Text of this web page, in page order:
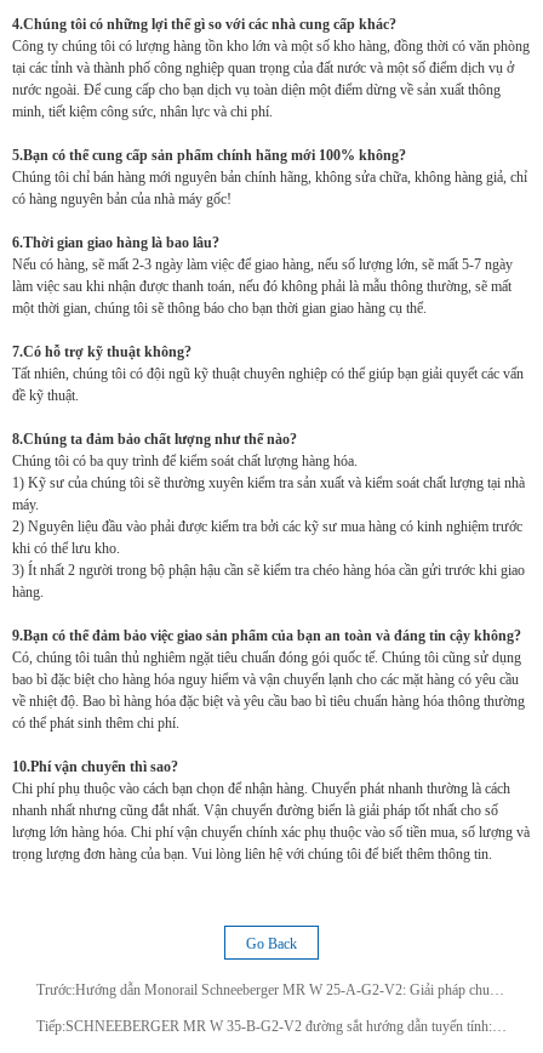
4.Chúng tôi có những lợi thế gì so với các nhà cung cấp khác?
Công ty chúng tôi có lượng hàng tồn kho lớn và một số kho hàng, đồng thời có văn phòng
tại các tỉnh và thành phố công nghiệp quan trọng của đất nước và một số điểm dịch vụ ở
nước ngoài. Để cung cấp cho bạn dịch vụ toàn diện một điểm dừng về sản xuất thông
minh, tiết kiệm công sức, nhân lực và chi phí.
5.Bạn có thể cung cấp sản phẩm chính hãng mới 100% không?
Chúng tôi chỉ bán hàng mới nguyên bản chính hãng, không sửa chữa, không hàng giả, chỉ
có hàng nguyên bản của nhà máy gốc!
6.Thời gian giao hàng là bao lâu?
Nếu có hàng, sẽ mất 2-3 ngày làm việc để giao hàng, nếu số lượng lớn, sẽ mất 5-7 ngày
làm việc sau khi nhận được thanh toán, nếu đó không phải là mẫu thông thường, sẽ mất
một thời gian, chúng tôi sẽ thông báo cho bạn thời gian giao hàng cụ thể.
7.Có hỗ trợ kỹ thuật không?
Tất nhiên, chúng tôi có đội ngũ kỹ thuật chuyên nghiệp có thể giúp bạn giải quyết các vấn
đề kỹ thuật.
8.Chúng ta đảm bảo chất lượng như thế nào?
Chúng tôi có ba quy trình để kiểm soát chất lượng hàng hóa.
1) Kỹ sư của chúng tôi sẽ thường xuyên kiểm tra sản xuất và kiểm soát chất lượng tại nhà
máy.
2) Nguyên liệu đầu vào phải được kiểm tra bởi các kỹ sư mua hàng có kinh nghiệm trước
khi có thể lưu kho.
3) Ít nhất 2 người trong bộ phận hậu cần sẽ kiểm tra chéo hàng hóa cần gửi trước khi giao
hàng.
9.Bạn có thể đảm bảo việc giao sản phẩm của bạn an toàn và đáng tin cậy không?
Có, chúng tôi tuân thủ nghiêm ngặt tiêu chuẩn đóng gói quốc tế. Chúng tôi cũng sử dụng
bao bì đặc biệt cho hàng hóa nguy hiểm và vận chuyển lạnh cho các mặt hàng có yêu cầu
về nhiệt độ. Bao bì hàng hóa đặc biệt và yêu cầu bao bì tiêu chuẩn hàng hóa thông thường
có thể phát sinh thêm chi phí.
10.Phí vận chuyển thì sao?
Chi phí phụ thuộc vào cách bạn chọn để nhận hàng. Chuyển phát nhanh thường là cách
nhanh nhất nhưng cũng đắt nhất. Vận chuyển đường biển là giải pháp tốt nhất cho số
lượng lớn hàng hóa. Chi phí vận chuyển chính xác phụ thuộc vào số tiền mua, số lượng và
trọng lượng đơn hàng của bạn. Vui lòng liên hệ với chúng tôi để biết thêm thông tin.
Go Back
Trước:Hướng dẫn Monorail Schneeberger MR W 25-A-G2-V2: Giải pháp chuyển động tuyến tính chính xác
Tiếp:SCHNEEBERGER MR W 35-B-G2-V2 đường sắt hướng dẫn tuyến tính: Thông số kỹ thuật chính xác cao Ứng dụng